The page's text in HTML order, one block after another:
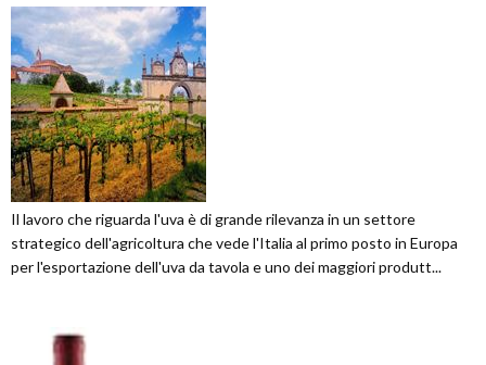
Il lavoro che riguarda l'uva è di grande rilevanza in un settore
strategico dell'agricoltura che vede l'Italia al primo posto in Europa
per l'esportazione dell'uva da tavola e uno dei maggiori produtt...